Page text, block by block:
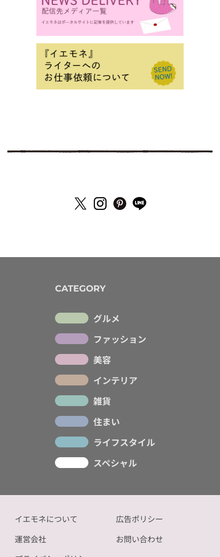
CATEGORY
グルメ
ファッション
美容
インテリア
雑貨
住まい
ライフスタイル
スペシャル
イエモネについて
運営会社
広告ポリシー
お問い合わせ